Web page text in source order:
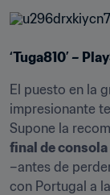
‘Tuga810’ –
El puesto en la
impresionante
Supone la
final de consola
–antes de
con Portugal a